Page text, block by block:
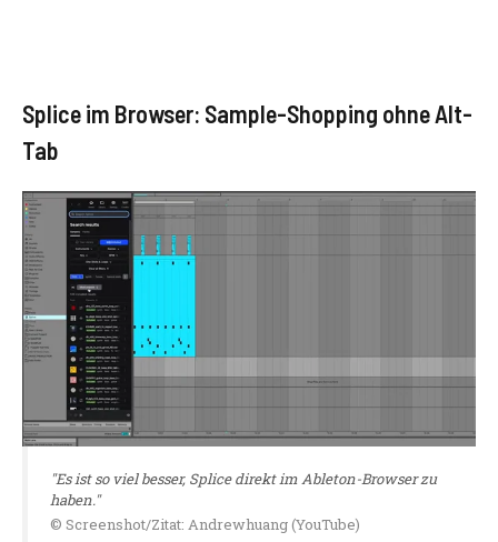
Splice im Browser: Sample-Shopping ohne Alt-
Tab
"Es ist so viel besser, Splice direkt im Ableton-Browser zu
haben."
© Screenshot/Zitat: Andrewhuang (YouTube)